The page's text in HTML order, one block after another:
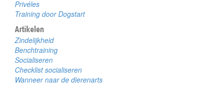
Privéles
Training door Dogstart
Artikelen
Zindelijkheid
Benchtraining
Socialiseren
Checklist socialiseren
Wanneer naar de dierenarts